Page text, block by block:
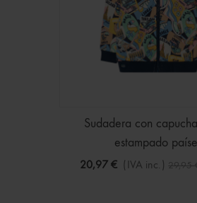
Sudadera con
estampado
20,97 € (IVA inc.) 29,95